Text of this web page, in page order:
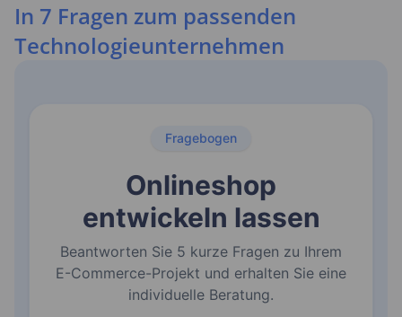
In 7 Fragen zum passenden
Technologieunternehmen